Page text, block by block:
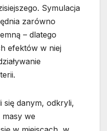
Symulacja
zarówno
– dlatego
efektów w niej
danym, odkryli,
masy we